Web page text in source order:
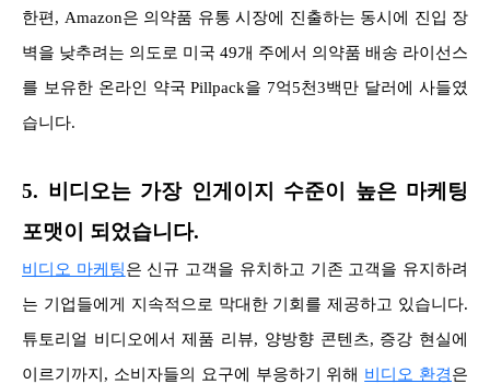
한편, Amazon은 의약품 유통 시장에 진출하는 동시에 진입 장
벽을 낮추려는 의도로 미국 49개 주에서 의약품 배송 라이선스
를 보유한 온라인 약국 Pillpack을 7억5천3백만 달러에 사들였
습니다.
5. 비디오는 가장 인게이지 수준이 높은 마케팅
포맷이 되었습니다.
비디오 마케팅은 신규 고객을 유치하고 기존 고객을 유지하려
는 기업들에게 지속적으로 막대한 기회를 제공하고 있습니다.
튜토리얼 비디오에서 제품 리뷰, 양방향 콘텐츠, 증강 현실에
이르기까지, 소비자들의 요구에 부응하기 위해 비디오 환경은